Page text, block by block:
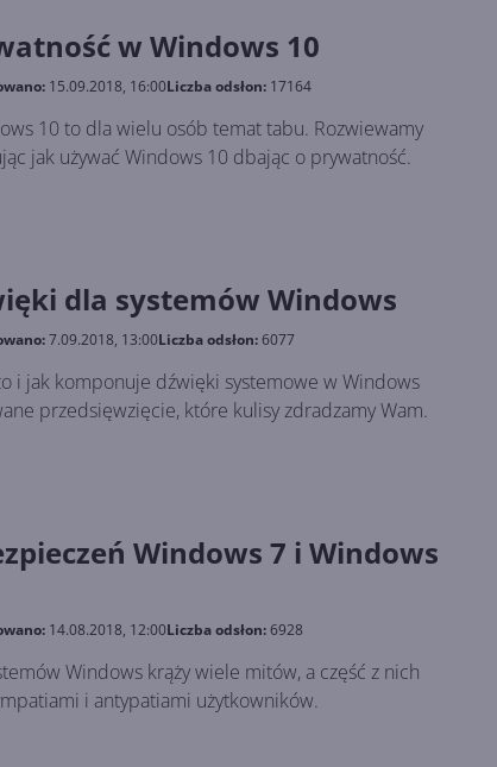
w Windows 10
15.09.2018, 16:00Liczba odsłon: 17164
10 to dla wielu osób temat tabu. Rozwiewamy
jak używać Windows 10 dbając o prywatność.
dla systemów Windows
7.09.2018, 13:00Liczba odsłon:6077
i jak komponuje dźwięki systemowe w Windows
przedsięwzięcie, które kulisy zdradzamy Wam.
Windows 7 i Windows
14.08.2018, 12:00Liczba odsłon:6928
Windows krąży wiele mitów, a część z nich
i antypatiami użytkowników.